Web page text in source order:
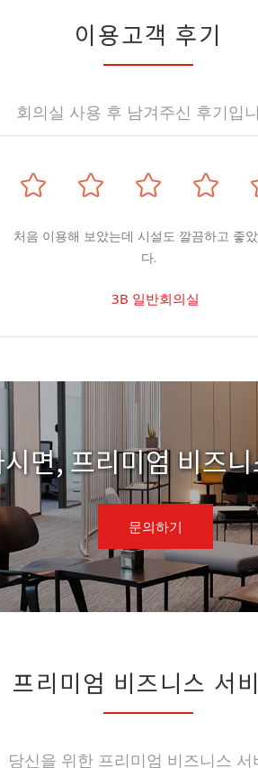
이용고객 후기
회의실 사용 후 남겨주신 후기입
처음 이용해 보았는데 시설도 깔끔하고 좋
다.
3B 일반회의실
면, 프리미엄 비즈
문의하기
프리미엄 비즈니스 서
당신을 위한 프리미엄 비즈니스 서